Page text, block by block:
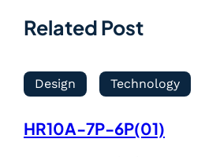
Related Post
Design Technology
HR10A-7P-6P(01)